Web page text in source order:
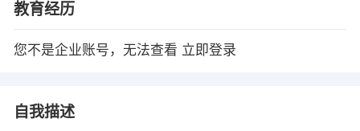
教育经历
您不是企业账号，无法查看 立即登录
自我描述